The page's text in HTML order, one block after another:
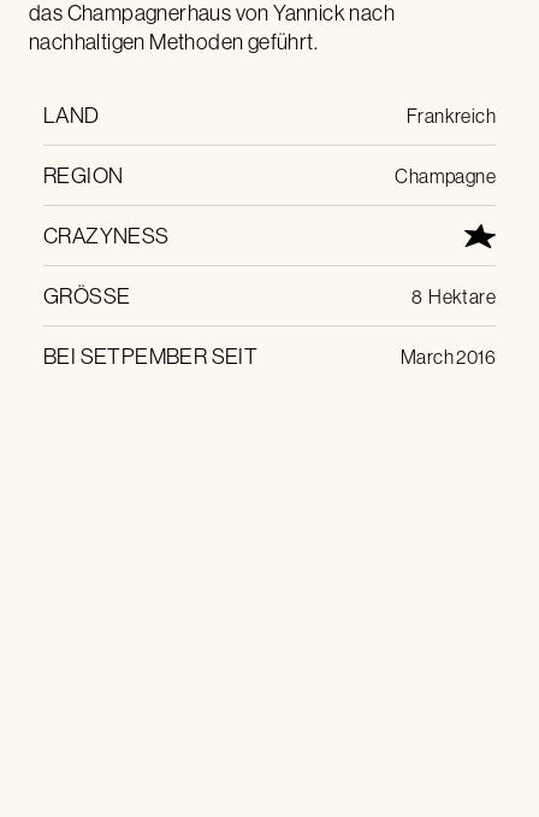
das Champagnerhaus von Yannick nach
nachhaltigen Methoden geführt.
LAND Frankreich
REGION Champagne
CRAZYNESS
GRÖSSE 8 Hektare
BEI SETPEMBER SEIT March 2016